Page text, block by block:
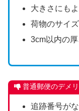
大きさにも
荷物のサ
3cm以内の
普通郵便のデメ
追跡番号が